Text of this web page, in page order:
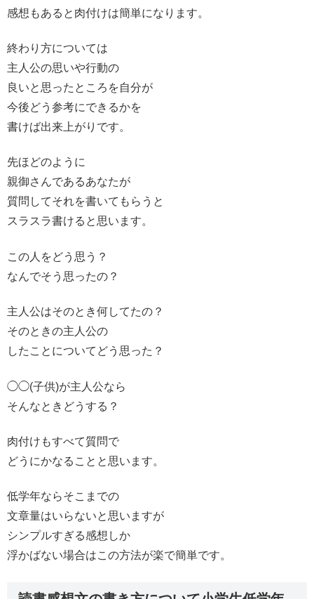
感想もあると肉付けは簡単になります。
終わり方については
主人公の思いや行動の
良いと思ったところを自分が
今後どう参考にできるかを
書けば出来上がりです。
先ほどのように
親御さんであるあなたが
質問してそれを書いてもらうと
スラスラ書けると思います。
この人をどう思う？
なんでそう思ったの？
主人公はそのとき何してたの？
そのときの主人公の
したことについてどう思った？
◯◯(子供)が主人公なら
そんなときどうする？
肉付けもすべて質問で
どうにかなることと思います。
低学年ならそこまでの
文章量はいらないと思いますが
シンプルすぎる感想しか
浮かばない場合はこの方法が楽で簡単です。